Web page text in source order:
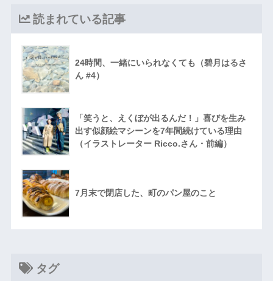
読まれている記事
24時間、一緒にいられなくても（碧月はるさ
ん #4）
「笑うと、えくぼが出るんだ！」喜びを生み
出す似顔絵マシーンを7年間続けている理由
（イラストレーター Ricco.さん・前編）
7月末で閉店した、町のパン屋のこと
タグ